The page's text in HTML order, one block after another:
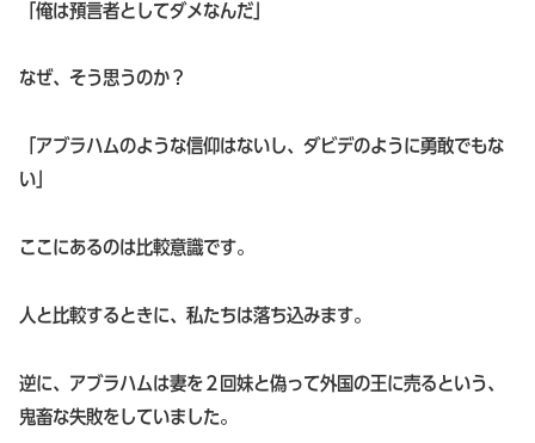
「俺は預言者としてダメなんだ」
なぜ、そう思うのか？
「アブラハムのような信仰はないし、ダビデのように勇敢でもな
い」
ここにあるのは比較意識です。
人と比較するときに、私たちは落ち込みます。
逆に、アブラハムは妻を２回妹と偽って外国の王に売るという、
鬼畜な失敗をしていました。